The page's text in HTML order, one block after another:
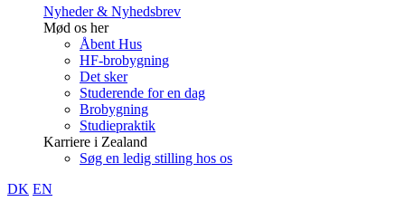
Nyheder & Nyhedsbrev
Mød os her
Åbent Hus
HF-brobygning
Det sker
Studerende for en dag
Brobygning
Studiepraktik
Karriere i Zealand
Søg en ledig stilling hos os
DK EN